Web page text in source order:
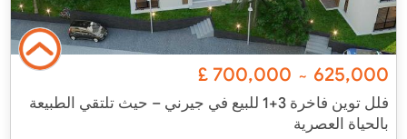
625,000
~
700,000
£
فلل توين فاخرة 3+1 للبيع في جيرني – حيث تلتقي الطبيعة
بالحياة العصرية